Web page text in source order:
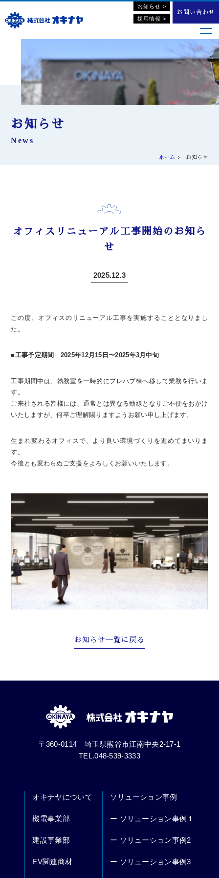
お知らせ >
採用情報 >
お問い合わせ
お知らせ
News
ホーム お知らせ
オフィスリニューアル工事開始のお知ら
せ
2025.12.3
この度、オフィスのリニューアル工事を実施することとなりまし
た。
■工事予定期間 2025年12月15日〜2025年3月中旬
工事期間中は、執務室を一時的にプレハブ棟へ移して業務を行いま
す。
ご来社される皆様には、通常とは異なる動線となりご不便をおかけ
いたしますが、何卒ご理解賜りますようお願い申し上げます。
生まれ変わるオフィスで、より良い環境づくりを進めてまいりま
す。
今後とも変わらぬご支援をよろしくお願いいたします。
お知らせ一覧に戻る
〒360-0114 埼玉県熊谷市江南中央2-17-1
TEL.048-539-3333
オキナヤについて
機電事業部
建設事業部
EV関連商材
ソリューション事例
ー ソリューション事例１
ー ソリューション事例2
ー ソリューション事例3